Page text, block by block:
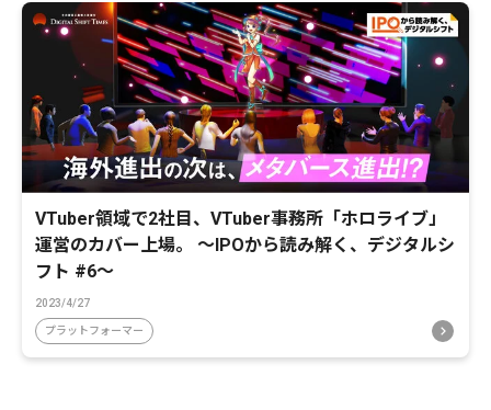
VTuber領域で2社目、VTuber事務所「ホロライブ」
運営のカバー上場。 〜IPOから読み解く、デジタルシ
フト #6〜
2023/4/27
プラットフォーマー